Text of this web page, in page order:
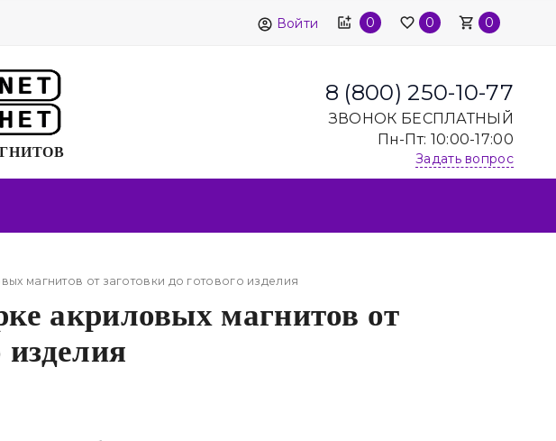
Войти 0 0 0
8 (800) 250-10-77
ЗВОНОК БЕСПЛАТНЫЙ
Пн-Пт: 10:00-17:00
Задать вопрос
магнитов от заготовки до готового изделия
акриловых магнитов от
изделия